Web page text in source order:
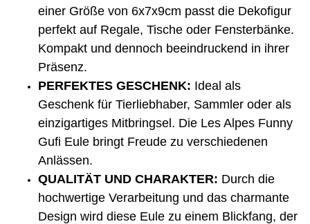
einer Größe von 6x7x9cm passt die Dekofigur
perfekt auf Regale, Tische oder Fensterbänke.
Kompakt und dennoch beeindruckend in ihrer
Präsenz.
PERFEKTES GESCHENK: Ideal als
Geschenk für Tierliebhaber, Sammler oder als
einzigartiges Mitbringsel. Die Les Alpes Funny
Gufi Eule bringt Freude zu verschiedenen
Anlässen.
QUALITÄT UND CHARAKTER: Durch die
hochwertige Verarbeitung und das charmante
Design wird diese Eule zu einem Blickfang, der